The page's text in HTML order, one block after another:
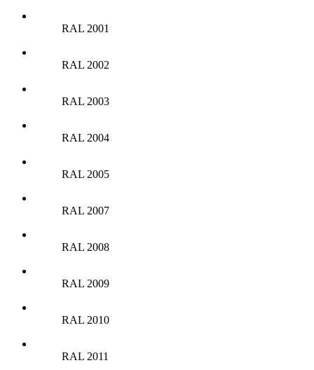
RAL 2001
RAL 2002
RAL 2003
RAL 2004
RAL 2005
RAL 2007
RAL 2008
RAL 2009
RAL 2010
RAL 2011